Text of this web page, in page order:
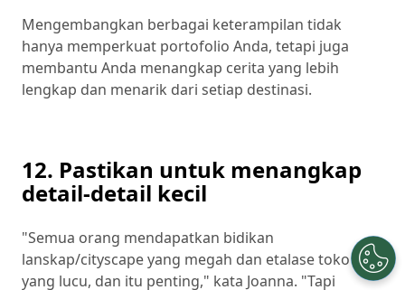
Mengembangkan berbagai keterampilan tidak
hanya memperkuat portofolio Anda, tetapi juga
membantu Anda menangkap cerita yang lebih
lengkap dan menarik dari setiap destinasi.
12. Pastikan untuk menangkap
detail-detail kecil
"Semua orang mendapatkan bidikan
lanskap/cityscape yang megah dan etalase toko
yang lucu, dan itu penting," kata Joanna. "Tapi